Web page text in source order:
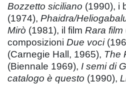
Bozzetto siciliano (1990), i
(1974), Phaidra/
Mirò (1981), il film Rara film
composizioni Due voci
(Carnegie Hall, 1965), The
(Biennale 1969), I semi di
catalogo è questo (1990),